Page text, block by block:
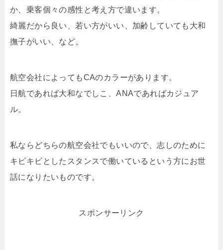
か、乗客個々の感性と考え方で違います。
綺麗だから良い、若い方がいい、加齢していても大和
撫子がいい、など。
航空会社によってもCAのカラーがあります。
日航であれば大和なでしこ、ANAであればカジュア
ル。
私ならどちらの航空会社でもいいので、志しのために
キビキビとしたスタンスで働いているという方にお世
話になりたいものです。
スポンサーリンク